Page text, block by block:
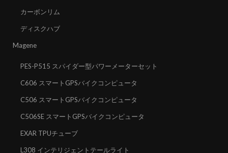
カーボンリム
ディスクハブ
Magene
PES-P515 スパイダー型パワーメーターセット
C606 スマートGPSバイクコンピュータ
C506 スマートGPSバイクコンピュータ
C506SE スマートGPSバイクコンピュータ
EXAR TPUチューブ
L308 インテリジェントテールライト